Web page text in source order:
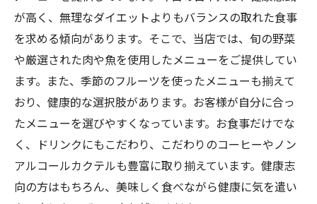
が高く、無理なダイエットよりもバランスの取れた食事
を求める傾向があります。そこで、当店では、旬の野菜
や厳選された肉や魚を使用したメニューをご提供してい
ます。また、季節のフルーツを使ったメニューも揃えて
おり、健康的な選択肢があります。お客様が自分に合っ
たメニューを選びやすくなっています。お食事だけでな
く、ドリンクにもこだわり、こだわりのコーヒーやノン
アルコールカクテルも豊富に取り揃えています。健康志
向の方はもちろん、美味しく食べながら健康に気を遣い